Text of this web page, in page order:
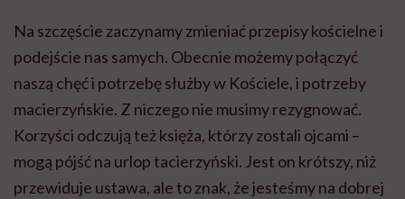
Na szczęście zaczynamy zmieniać przepisy kościelne i
podejście nas samych. Obecnie możemy połączyć
naszą chęć i potrzebę służby w Kościele, i potrzeby
macierzyńskie. Z niczego nie musimy rezygnować.
Korzyści odczują też księża, którzy zostali ojcami –
mogą pójść na urloptacierzyński. Jest on krótszy, niż
przewiduje ustawa, ale to znak, że jesteśmy na dobrej